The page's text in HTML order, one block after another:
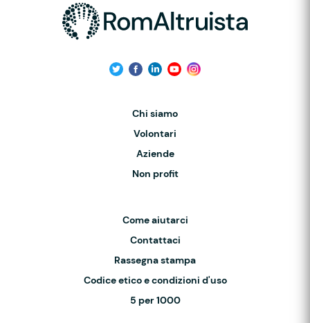
Chi siamo
Volontari
Aziende
Non profit
Come aiutarci
Contattaci
Rassegna stampa
Codice etico e condizioni d'uso
5 per 1000